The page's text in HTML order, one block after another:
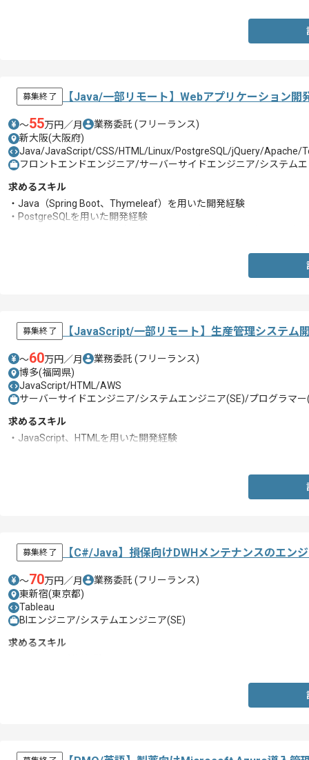
募集終了 【Java/一部リモート】Webアプリケーション開
〜55万円／月 業務委託 (フリーランス)
新大阪(大阪府)
Java/JavaScript/CSS/HTML/Linux/PostgreSQL/jQuery/Apache/
フロントエンドエンジニア/サーバーサイドエンジニア/システム
求めるスキル
・Java（Spring Boot、Thymeleaf）を用いた開発経験
・PostgreSQLを用いた開発経験
募集終了 【JavaScript/一部リモート】生産管理システム
〜60万円／月 業務委託 (フリーランス)
博多(福岡県)
JavaScript/HTML/AWS
サーバーサイドエンジニア/システムエンジニア(SE)/プログラマー
求めるスキル
・JavaScript、HTMLを用いた開発経験
募集終了 【C#/Java】損保向けDWHメンテナンスのエン
〜70万円／月 業務委託 (フリーランス)
東新宿(東京都)
Tableau
BIエンジニア/システムエンジニア(SE)
求めるスキル